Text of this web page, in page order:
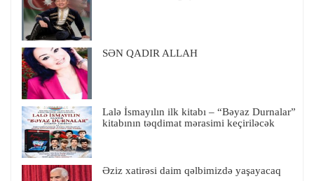
SƏN QADIR ALLAH
Lalə İsmayılın ilk kitabı – “Bəyaz Durnalar”
kitabının təqdimat mərasimi keçiriləcək
Əziz xatirəsi daim qəlbimizdə yaşayacaq